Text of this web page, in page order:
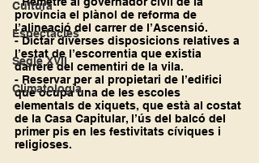
Cultura
Espectacles
Segle XVII
Climatologia
província el plànol de reforma de
l’alineació del carrer de l’Ascensió.
- Dictar diverses disposicions relatives a
l’estat de l’escorrentia que existia
darrere del cementiri de la vila.
- Reservar per al propietari de l’edifici
que ocupa una de les escoles
elementals de xiquets, que està al costat
de la Casa Capitular, l’ús del balcó del
primer pis en les festivitats cíviques i
religioses.